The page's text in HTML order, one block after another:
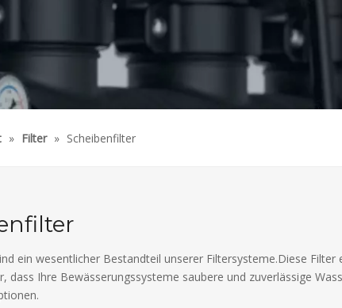
» Filter » Scheibenfilter
ein wesentlicher Bestandteil unserer Filtersysteme.Diese
dass Ihre Bewässerungssysteme saubere und zuverlässige